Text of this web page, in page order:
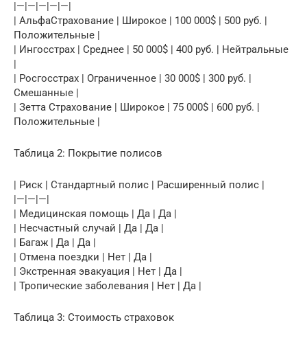
|—|—|—|—|—|
| АльфаСтрахование | Широкое | 100 000$ | 500 руб. |
Положительные |
| Ингосстрах | Среднее | 50 000$ | 400 руб. | Нейтральные
|
| Росгосстрах | Ограниченное | 30 000$ | 300 руб. |
Смешанные |
| Зетта Страхование | Широкое | 75 000$ | 600 руб. |
Положительные |
Таблица 2: Покрытие полисов
| Риск | Стандартный полис | Расширенный полис |
|—|—|—|
| Медицинская помощь | Да | Да |
| Несчастный случай | Да | Да |
| Багаж | Да | Да |
| Отмена поездки | Нет | Да |
| Экстренная эвакуация | Нет | Да |
| Тропические заболевания | Нет | Да |
Таблица 3: Стоимость страховок